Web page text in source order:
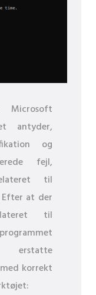
antyder,
og
fejl,
til
Efter at der
til
korrekt